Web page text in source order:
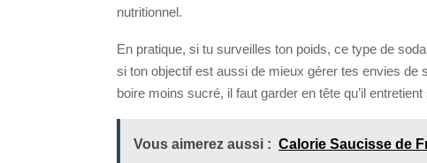
nutritionnel.
En pratique, si tu surveilles ton poids, ce type de
si ton objectif est aussi de mieux gérer tes envies de
boire moins sucré, il faut garder en tête qu’il
Vous aimerez aussi : Calorie Saucisse de